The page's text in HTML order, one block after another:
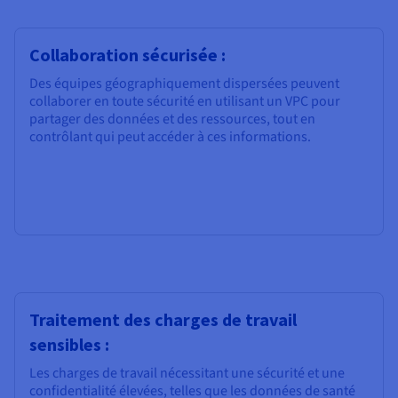
Collaboration sécurisée :
Des équipes géographiquement dispersées peuvent
collaborer en toute sécurité en utilisant un VPC pour
partager des données et des ressources, tout en
contrôlant qui peut accéder à ces informations.
Traitement des charges de travail
sensibles :
Les charges de travail nécessitant une sécurité et une
confidentialité élevées, telles que les données de santé